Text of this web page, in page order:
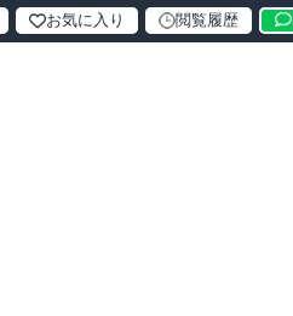
お気に入り 閲覧履歴